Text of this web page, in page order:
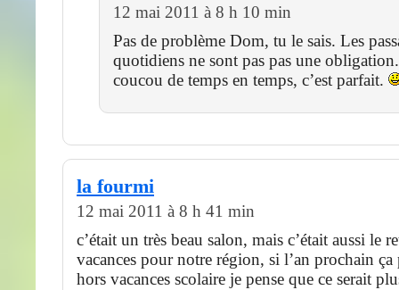
12 mai 2011 à 8 h 10 min
Pas de problème Dom, tu le sais. Les
quotidiens ne sont pas pas une
coucou de temps en temps, c’est parfait.
la fourmi
12 mai 2011 à 8 h 41 min
c’était un très beau salon, mais c’était aussi le
vacances pour notre région, si l’an prochain
hors vacances scolaire je pense que ce serait